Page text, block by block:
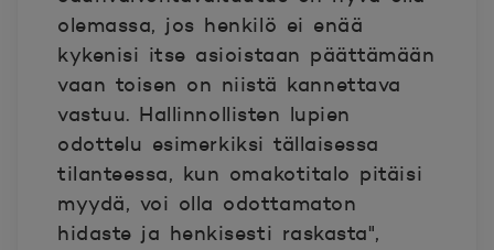
olemassa, jos henkilö ei enää
kykenisi itse asioistaan päättämään
vaan toisen on niistä kannettava
vastuu. Hallinnollisten lupien
odottelu esimerkiksi tällaisessa
tilanteessa, kun omakotitalo pitäisi
myydä, voi olla odottamaton
hidaste ja henkisesti raskasta",